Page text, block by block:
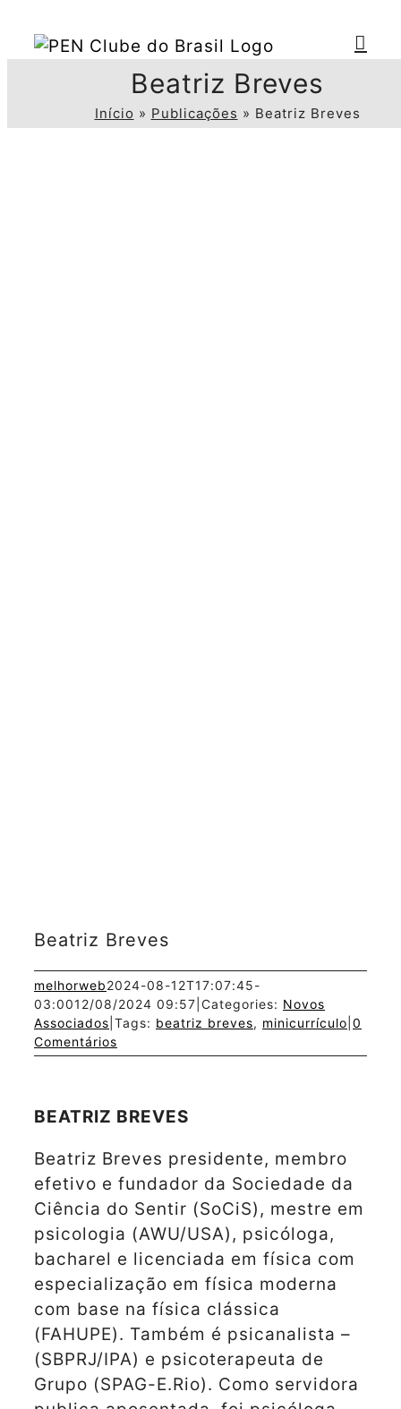
para
Beatriz Breves
Início » Publicações » Beatriz Breves
Beatriz Breves
melhorweb2024-08-12T17:07:45-
03:0012/08/2024 09:57 Categories: Novos
Associados Tags: beatriz breves, minicurrículo 0
Comentários
BEATRIZ BREVES
Beatriz Breves presidente, membro
efetivo e fundador da Sociedade da
Ciência do Sentir (SoCiS), mestre em
psicologia (AWU/USA), psicóloga,
bacharel e licenciada em física com
especialização em física moderna
com base na física clássica
(FAHUPE). Também é psicanalista –
(SBPRJ/IPA) e psicoterapeuta de
Grupo (SPAG-E.Rio). Como servidora